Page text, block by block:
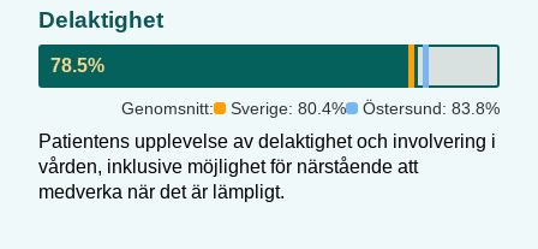
Delaktighet
78.5%
Genomsnitt: Sverige: 80.4% Östersund: 83.8%
Patientens upplevelse av delaktighet och involvering i
vården, inklusive möjlighet för närstående att
medverka när det är lämpligt.